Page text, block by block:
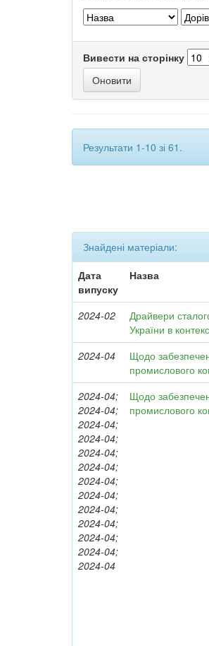
Вивести на сторінку
Результати 1-10 зі 61.
Знайдені матеріали:
Дата
випуску
Назва
2024-02
Драйвери
України в
2024-04
Щодо
промислового
2024-04;
2024-04;
2024-04;
2024-04;
2024-04;
2024-04;
2024-04;
2024-04;
2024-04;
2024-04;
2024-04;
2024-04;
2024-04
Щодо
промислового